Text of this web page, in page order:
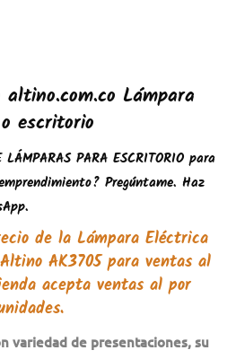
Lámpara
escritorio
PARA ESCRITORIO para
Pregúntame. Haz
de la Lámpara Eléctrica
Altino AK3705 para ventas al
acepta ventas al por
variedad de presentaciones, su